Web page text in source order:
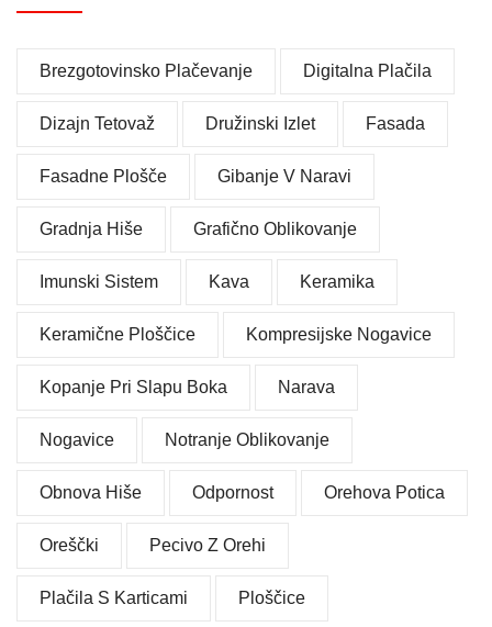
Brezgotovinsko Plačevanje Digitalna Plačila
Dizajn Tetovaž Družinski Izlet Fasada
Fasadne Plošče Gibanje V Naravi
Gradnja Hiše Grafično Oblikovanje
Imunski Sistem Kava Keramika
Keramične Ploščice Kompresijske Nogavice
Kopanje Pri Slapu Boka Narava
Nogavice Notranje Oblikovanje
Obnova Hiše Odpornost Orehova Potica
Oreščki Pecivo Z Orehi
Plačila S Karticami Ploščice